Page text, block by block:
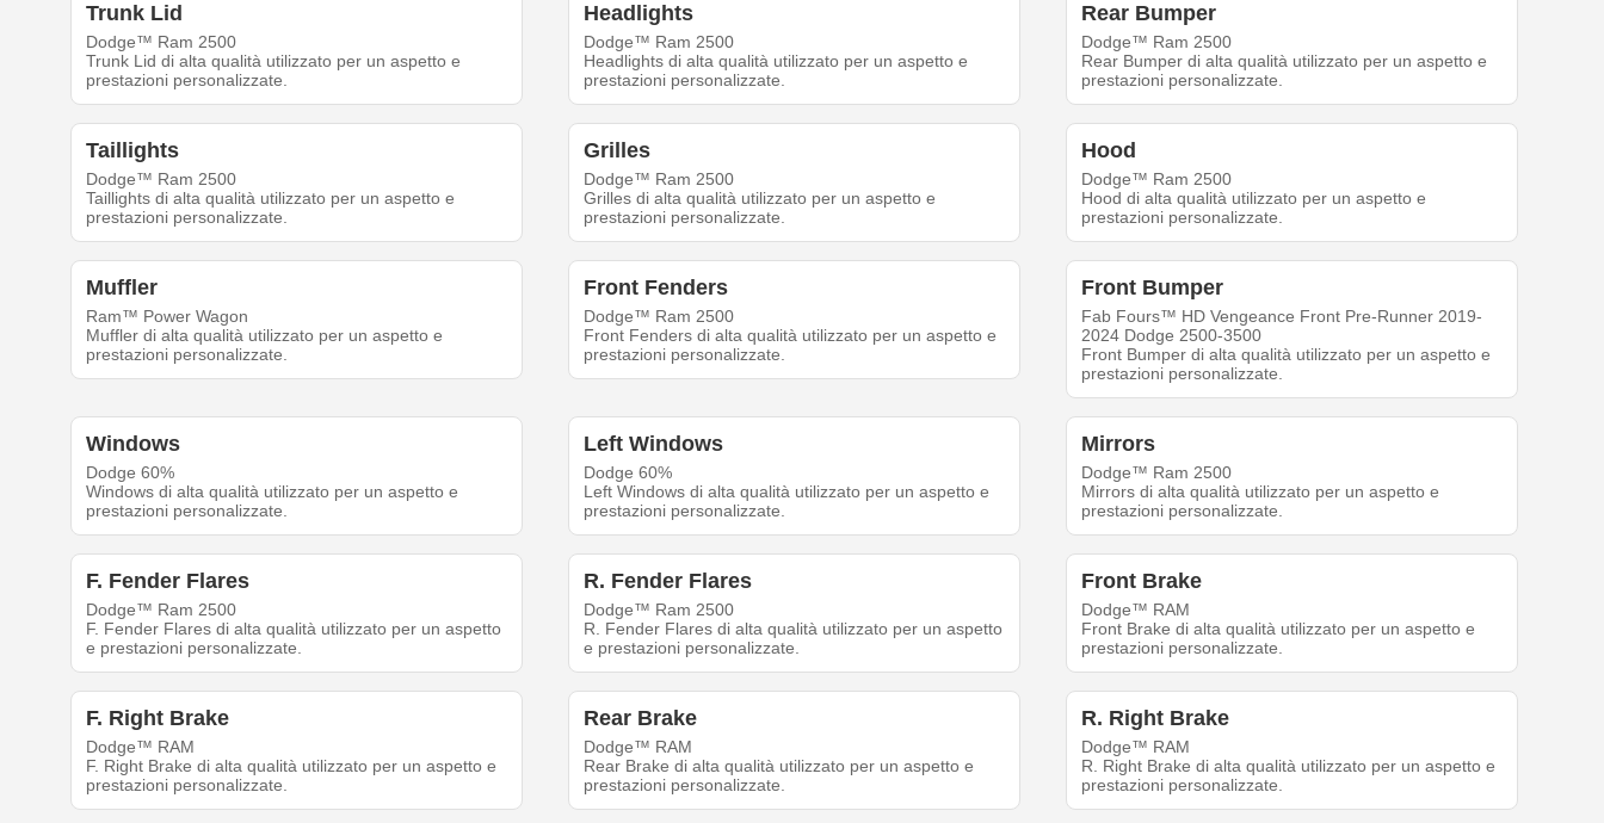
Trunk Lid
Dodge™ Ram 2500
Trunk Lid di alta qualità utilizzato per un aspetto e
prestazioni personalizzate.
Headlights
Dodge™ Ram 2500
Headlights di alta qualità utilizzato per un aspetto e
prestazioni personalizzate.
Rear Bumper
Dodge™ Ram 2500
Rear Bumper di alta qualità utilizzato per un aspetto e
prestazioni personalizzate.
Taillights
Dodge™ Ram 2500
Taillights di alta qualità utilizzato per un aspetto e
prestazioni personalizzate.
Grilles
Dodge™ Ram 2500
Grilles di alta qualità utilizzato per un aspetto e
prestazioni personalizzate.
Hood
Dodge™ Ram 2500
Hood di alta qualità utilizzato per un aspetto e
prestazioni personalizzate.
Muffler
Ram™ Power Wagon
Muffler di alta qualità utilizzato per un aspetto e
prestazioni personalizzate.
Front Fenders
Dodge™ Ram 2500
Front Fenders di alta qualità utilizzato per un aspetto e
prestazioni personalizzate.
Front Bumper
Fab Fours™ HD Vengeance Front Pre-Runner 2019-
2024 Dodge 2500-3500
Front Bumper di alta qualità utilizzato per un aspetto e
prestazioni personalizzate.
Windows
Dodge 60%
Windows di alta qualità utilizzato per un aspetto e
prestazioni personalizzate.
Left Windows
Dodge 60%
Left Windows di alta qualità utilizzato per un aspetto e
prestazioni personalizzate.
Mirrors
Dodge™ Ram 2500
Mirrors di alta qualità utilizzato per un aspetto e
prestazioni personalizzate.
F. Fender Flares
Dodge™ Ram 2500
F. Fender Flares di alta qualità utilizzato per un aspetto
e prestazioni personalizzate.
R. Fender Flares
Dodge™ Ram 2500
R. Fender Flares di alta qualità utilizzato per un aspetto
e prestazioni personalizzate.
Front Brake
Dodge™ RAM
Front Brake di alta qualità utilizzato per un aspetto e
prestazioni personalizzate.
F. Right Brake
Dodge™ RAM
F. Right Brake di alta qualità utilizzato per un aspetto e
prestazioni personalizzate.
Rear Brake
Dodge™ RAM
Rear Brake di alta qualità utilizzato per un aspetto e
prestazioni personalizzate.
R. Right Brake
Dodge™ RAM
R. Right Brake di alta qualità utilizzato per un aspetto e
prestazioni personalizzate.